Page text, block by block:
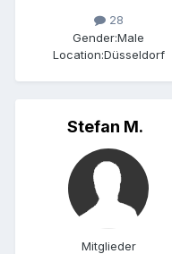
28
Gender:Male
Location:Düsseldorf
Stefan M.
Mitglieder